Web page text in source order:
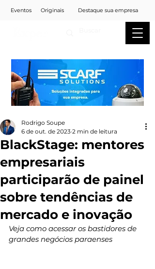
Eventos Originais Destaque sua empresa
BlackStage: mentores
empresariais
participarão de painel
sobre tendências de
mercado e inovação
Rodrigo Soupe
6 de out. de 2023 2 min de leitura
Veja como acessar os bastidores de
grandes negócios paraenses